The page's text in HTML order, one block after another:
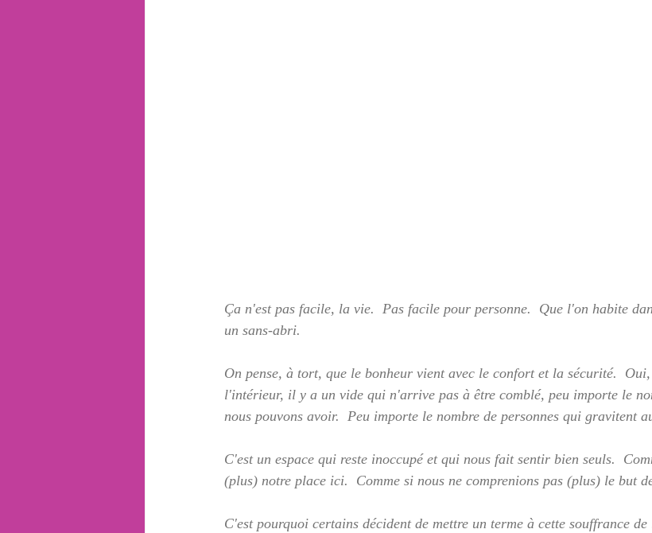
Ça n'est pas facile, la vie.  Pas facile pour personne.  Que l'on habite
un sans-abri.
On pense, à tort, que le bonheur vient avec le confort et la sécurité.
l'intérieur, il y a un vide qui n'arrive pas à être comblé, peu importe le
nous pouvons avoir.  Peu importe le nombre de personnes qui gravitent
C'est un espace qui reste inoccupé et qui nous fait sentir bien seuls.
(plus) notre place ici.  Comme si nous ne comprenions pas (plus) le but
C'est pourquoi certains décident de mettre un terme à cette souffrance